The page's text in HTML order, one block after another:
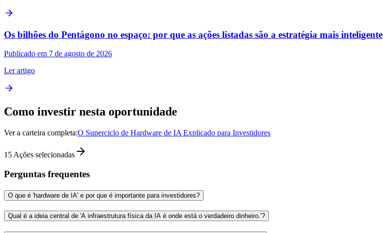
Os bilhões do Pentágono no espaço: por que as ações listadas são a estratégia mais inteligente
Publicado em 7 de agosto de 2026
Ler artigo
Como investir nesta oportunidade
Ver a carteira completa:O Superciclo de Hardware de IA Explicado para Investidores
15 Ações selecionadas
Perguntas frequentes
O que é 'hardware de IA' e por que é importante para investidores?
Qual é a ideia central de 'A infraestrutura física da IA é onde está o verdadeiro dinheiro.'?